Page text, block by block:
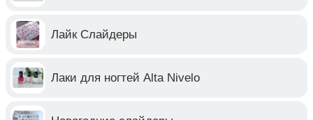
Лайк Слайдеры
Лаки для ногтей Alta Nivelo